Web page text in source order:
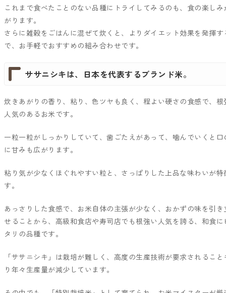
これまで食べたことのない品種にトライしてみるのも、食の楽しみ
がります。
さらに雑穀をごはんに混ぜて炊くと、よりダイエット効果を発揮す
で、お手軽でおすすめの組み合わせです。
ササニシキは、日本を代表するブランド米。
炊きあがりの香り、粘り、色ツヤも良く、程よい硬さの食感で、根
人気のあるお米です。
一粒一粒がしっかりしていて、歯ごたえがあって、噛んでいくと口
に甘みも広がります。
粘り気が少なくほぐれやすい粒と、さっぱりした上品な味わいが特
す。
あっさりした食感で、お米自体の主張が少なく、おかずの味を引き
せることから、高級和食店や寿司店でも根強い人気を誇る、和食に
タリの品種です。
「ササニシキ」は栽培が難しく、高度の生産技術が要求されること
り年々生産量が減少しています。